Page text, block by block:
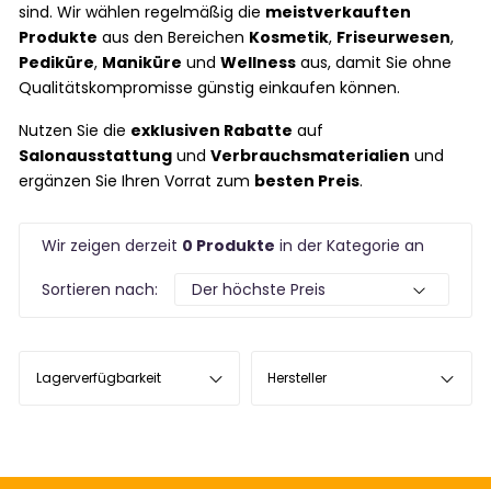
sind. Wir wählen regelmäßig die meistverkauften
Produkte aus den Bereichen Kosmetik, Friseurwesen,
Pediküre, Maniküre undWellness aus, damit Sie ohne
Qualitätskompromisse günstig einkaufen können.
Nutzen Sie die exklusiven Rabatte auf
Salonausstattung undVerbrauchsmaterialien und
ergänzen Sie Ihren Vorrat zum besten Preis.
Wir zeigen derzeit 0 Produkte in der Kategorie an
Sortieren nach:
Lagerverfügbarkeit Hersteller